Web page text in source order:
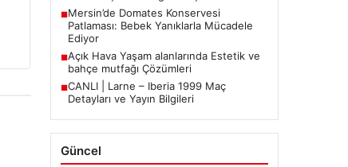
■Mersin’de Domates Konservesi
Patlaması: Bebek Yanıklarla Mücadele
Ediyor
■Açık Hava Yaşam alanlarında Estetik ve
bahçe mutfağı Çözümleri
■CANLI | Larne – Iberia 1999 Maç
Detayları ve Yayın Bilgileri
Güncel